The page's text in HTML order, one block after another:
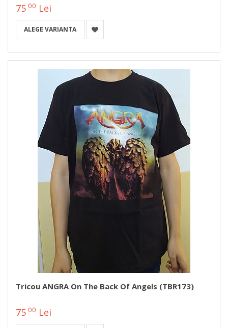
75 00 Lei
ALEGE VARIANTA
Tricou ANGRA On The Back Of Angels (TBR173)
75 00 Lei